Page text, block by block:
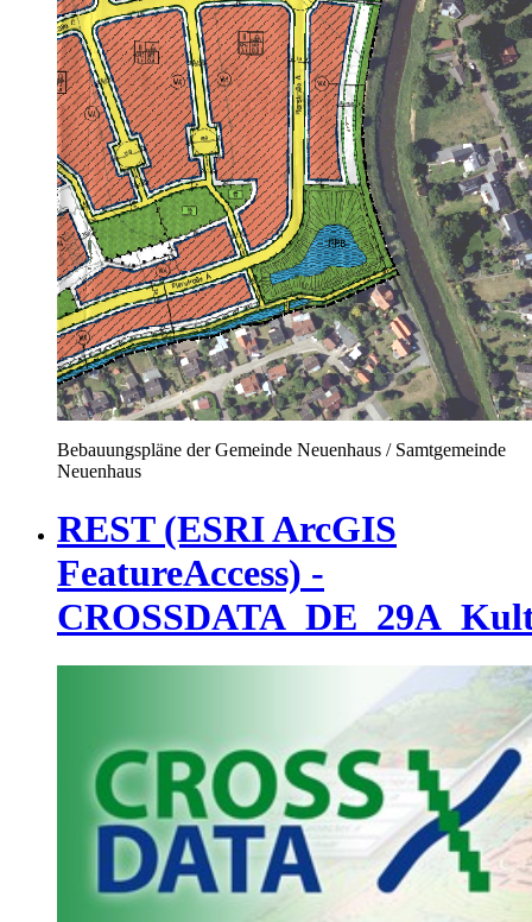
Bebauungspläne der Gemeinde Neuenhaus / Samtgemeinde
Neuenhaus
REST (ESRI ArcGIS
FeatureAccess) -